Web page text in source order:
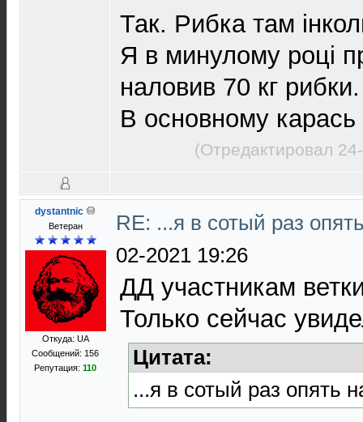
Так. Рибка там
Я в минулому році
наловив 70 кг рибки.
В основному карась
(Отредактировал
dystantnic
Ветеран
Откуда: UA
Сообщений: 156
Репутация: 110
RE: ...я в сотый раз
02-2021 19:26
ДД участникам
Только сейчас
Цитата:
...я в сотый раз опять